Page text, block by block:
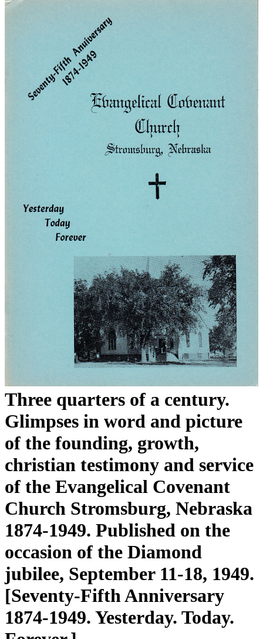
Three quarters of a century.
Glimpses in word and picture
of the founding, growth,
christian testimony and service
of the Evangelical Covenant
Church Stromsburg, Nebraska
1874-1949. Published on the
occasion of the Diamond
jubilee, September 11-18, 1949.
[Seventy-Fifth Anniversary
1874-1949. Yesterday. Today.